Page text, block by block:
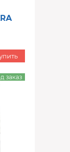
заказ